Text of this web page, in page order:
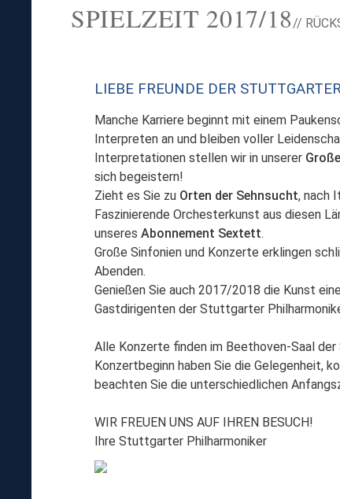
SPIELZEIT 2017/18//
LIEBE FREUNDE DER
Manche Karriere beginnt mit einem
Interpreten an und bleiben voller
Interpretationen stellen wir in unserer
sich begeistern!
Zieht es Sie zu Orten der Sehnsucht, nach
Faszinierende Orchesterkunst aus diesen
unseres Abonnement Sextett.
Große Sinfonien und Konzerte erklingen
Abenden.
Genießen Sie auch 2017/2018 die Kunst
Gastdirigenten der Stuttgarter
Alle Konzerte finden im Beethoven-Saal
Konzertbeginn haben Sie die Gelegenheit,
beachten Sie die unterschiedlichen
WIR FREUEN UNS AUF IHREN BESUCH!
Ihre Stuttgarter Philharmoniker